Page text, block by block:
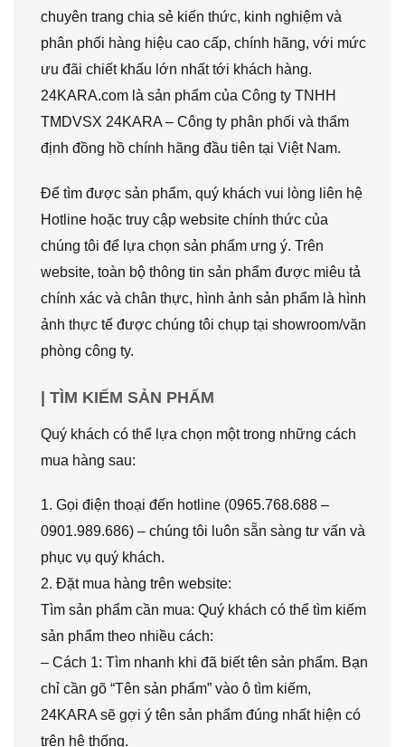
chuyên trang chia sẻ kiến thức, kinh nghiệm và
phân phối hàng hiệu cao cấp, chính hãng, với mức
ưu đãi chiết khấu lớn nhất tới khách hàng.
24KARA.com là sản phẩm của Công ty TNHH
TMDVSX 24KARA – Công ty phân phối và thẩm
định đồng hồ chính hãng đầu tiên tại Việt Nam.
Để tìm được sản phẩm, quý khách vui lòng liên hệ
Hotline hoặc truy cập website chính thức của
chúng tôi để lựa chọn sản phẩm ưng ý. Trên
website, toàn bộ thông tin sản phẩm được miêu tả
chính xác và chân thực, hình ảnh sản phẩm là hình
ảnh thực tế được chúng tôi chụp tại showroom/văn
phòng công ty.
| TÌM KIẾM SẢN PHẨM
Quý khách có thể lựa chọn một trong những cách
mua hàng sau:
1. Gọi điện thoại đến hotline (0965.768.688 –
0901.989.686) – chúng tôi luôn sẵn sàng tư vấn và
phục vụ quý khách.
2. Đặt mua hàng trên website:
Tìm sản phẩm cần mua: Quý khách có thể tìm kiếm
sản phẩm theo nhiều cách:
– Cách 1: Tìm nhanh khi đã biết tên sản phẩm. Bạn
chỉ cần gõ “Tên sản phẩm” vào ô tìm kiếm,
24KARA sẽ gợi ý tên sản phẩm đúng nhất hiện có
trên hệ thống.